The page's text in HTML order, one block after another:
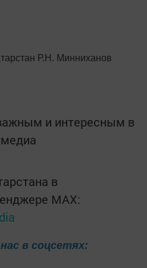
Р.Н. Минниханов
и интересным в
в
MАХ:
в соцсетях: